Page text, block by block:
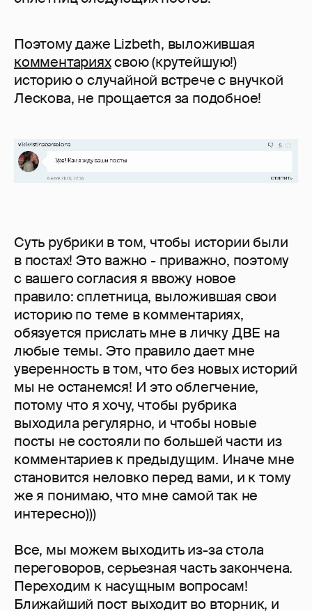
Поэтому даже Lizbeth, выложившая
комментарияхсвою (крутейшую!)
историю о случайной встрече с внучкой
Лескова, не прощается за подобное!
Суть рубрики в том, чтобы истории были
в постах! Это важно - приважно, поэтому
с вашего согласия я ввожу новое
правило: сплетница, выложившая свои
историю по теме в комментариях,
обязуется прислать мне в личку ДВЕ на
любые темы. Это правило дает мне
уверенность в том, что без новых историй
мы не останемся! И это облегчение,
потому что я хочу, чтобы рубрика
выходила регулярно, и чтобы новые
посты не состояли по большей части из
комментариев к предыдущим. Иначе мне
становится неловко перед вами, и к тому
же я понимаю, что мне самой так не
интересно)))
Все, мы можем выходить из-за стола
переговоров, серьезная часть закончена.
Переходим к насущным вопросам!
Ближайший пост выходит во вторник, и